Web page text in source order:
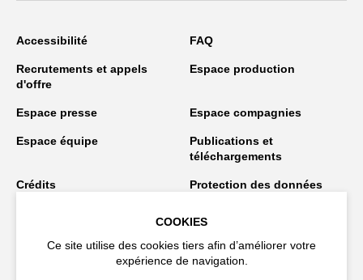
Accessibilité FAQ
Recrutements et appels
d'offre
Espace production
Espace presse Espace compagnies
Espace équipe
Publications et
téléchargements
Crédits
Protection des données
COOKIES
Ce site utilise des cookies tiers afin d’améliorer votre
expérience de navigation.